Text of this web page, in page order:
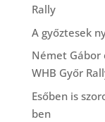
Rally
A győztesek
Német Gábor
WHB Győr
Esőben is
ben